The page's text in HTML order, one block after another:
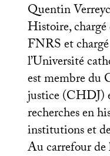
Quentin
Histoire, chargé
FNRSet
l’Université
est membre du
justice (CHDJ)
recherches en
institutions et
Au carrefour